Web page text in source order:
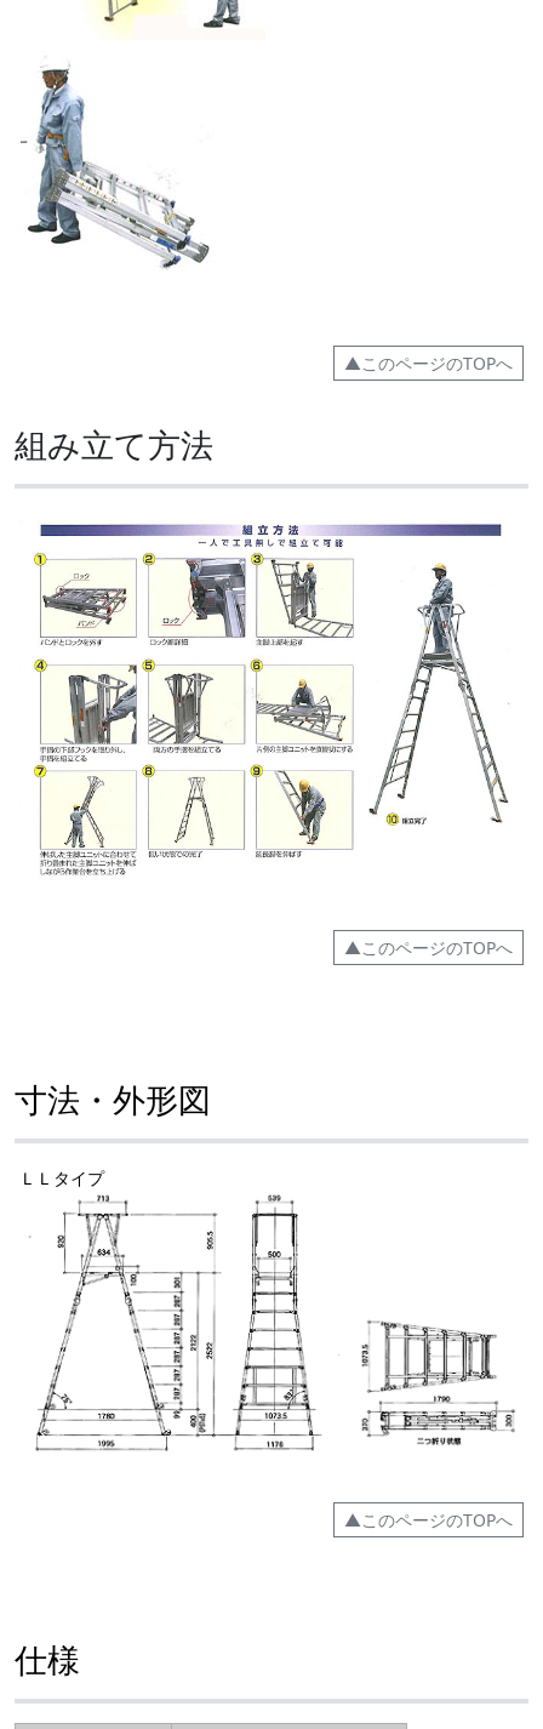
▲このページのTOPへ
組み立て方法
▲このページのTOPへ
寸法・外形図
ＬＬタイプ
▲このページのTOPへ
仕様